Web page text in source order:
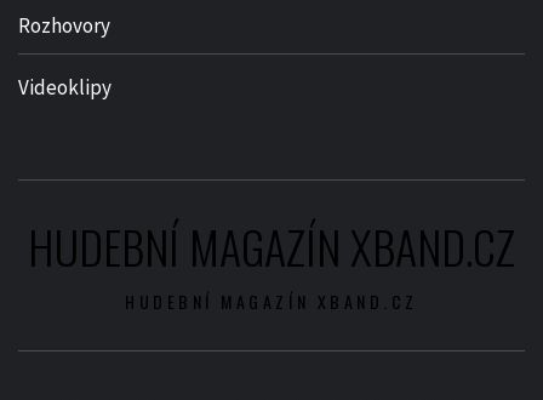
Rozhovory
Videoklipy
HUDEBNÍ MAGAZÍN XBAND.CZ
HUDEBNÍ MAGAZÍN XBAND.CZ